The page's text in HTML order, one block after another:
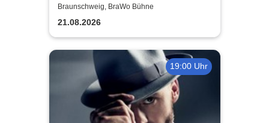
MONTEZ – TOUR
Braunschweig, BraWo Bühne
21.08.2026
19:00 Uhr